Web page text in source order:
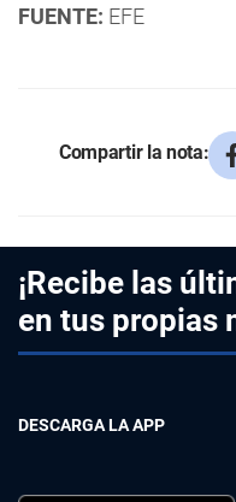
FUENTE: EFE
Compartir la nota:
¡Recibe las
en tus propias
DESCARGA LA APP